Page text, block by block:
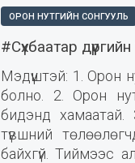
ОРОН НУТГИЙН СОНГУУЛЬ
#Сүхбаатар
Мэдүүштэй: 1. Орон
болно. 2. Орон
бидэнд
түвшний
байхгүй. Тиймээс